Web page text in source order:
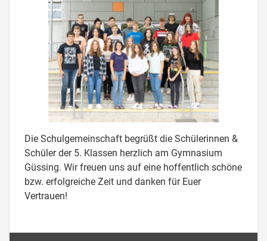
Die Schulgemeinschaft begrüßt die Schülerinnen &
Schüler der 5. Klassen herzlich am Gymnasium
Güssing. Wir freuen uns auf eine hoffentlich schöne
bzw. erfolgreiche Zeit und danken für Euer
Vertrauen!